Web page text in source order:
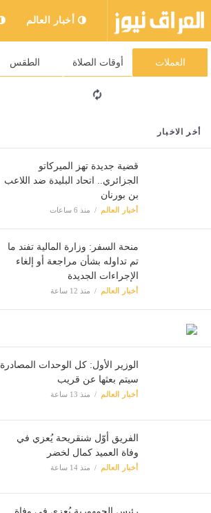
أخبار العالم
العملات أوقات الصلاة الطقس
أخر الاخبار
قضية جديدة تهز الميركاتو
الجزائري.. اتحاد البليدة ضد اللاعب
بن بورنان
أخبار العالم منذ 6 ساعات
منحة السفر: وزارة المالية تفند ما
تم تداوله بشأن مراجعة أو إلغاء
الإجراءات الجديدة
أخبار العالم منذ 12 ساعة
الوزير الأول: كل الوحدات المصادرة
سيتم بعثها عن قريب
أخبار العالم منذ 13 ساعة
الفريق أوّل شنقريحة يُعزي في
وفاة العميد كمال لخضر
أخبار العالم منذ 14 ساعة